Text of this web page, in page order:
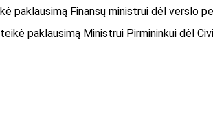
paklausimą Finansų ministrui dėl verslo
teikė paklausimą Ministrui Pirmininkui dėl